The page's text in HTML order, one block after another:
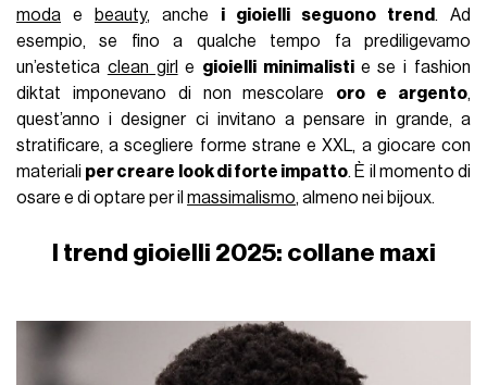
moda e beauty, anche i gioielli seguono trend. Ad
esempio, se fino a qualche tempo fa prediligevamo
un’estetica clean girl e gioielli minimalisti e se i fashion
diktat imponevano di non mescolare oro e argento,
quest’anno i designer ci invitano a pensare in grande, a
stratificare, a scegliere forme strane e XXL, a giocare con
materiali per creare look di forte impatto. È il momento di
osare e di optare per ilmassimalismo, almeno nei bijoux.
I trend gioielli 2025: collane maxi